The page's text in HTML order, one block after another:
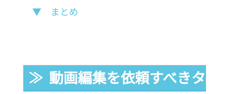
▼　まとめ
≫  動画編集を依頼すべきタイ